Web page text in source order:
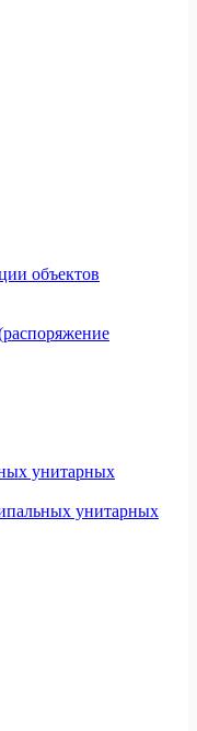
объектов
унитарных
унитарных